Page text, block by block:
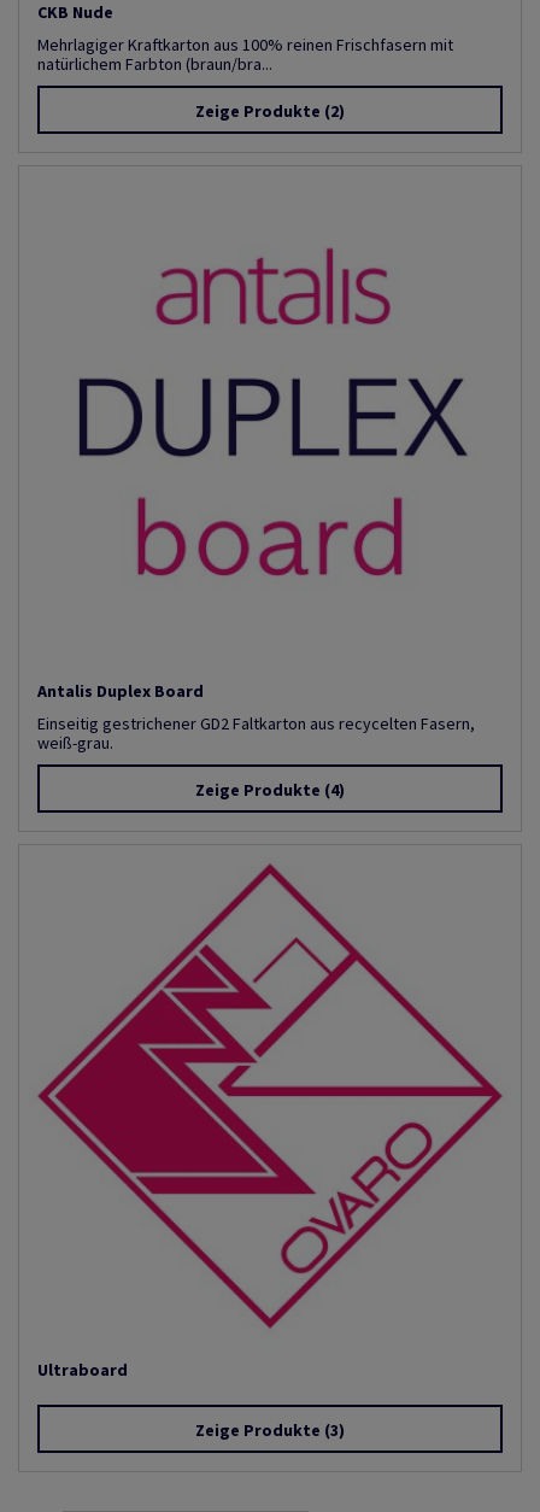
CKB Nude
Mehrlagiger Kraftkarton aus 100% reinen Frischfasern mit
natürlichem Farbton (braun/bra...
Zeige Produkte (2)
Antalis Duplex Board
Einseitig gestrichener GD2 Faltkarton aus recycelten Fasern,
weiß-grau.
Zeige Produkte (4)
Ultraboard
Zeige Produkte (3)